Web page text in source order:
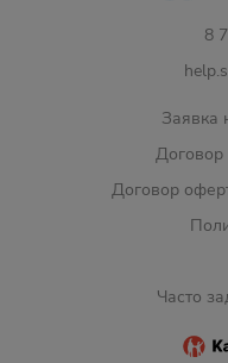
8
Заявка
Договор
Договор
Часто